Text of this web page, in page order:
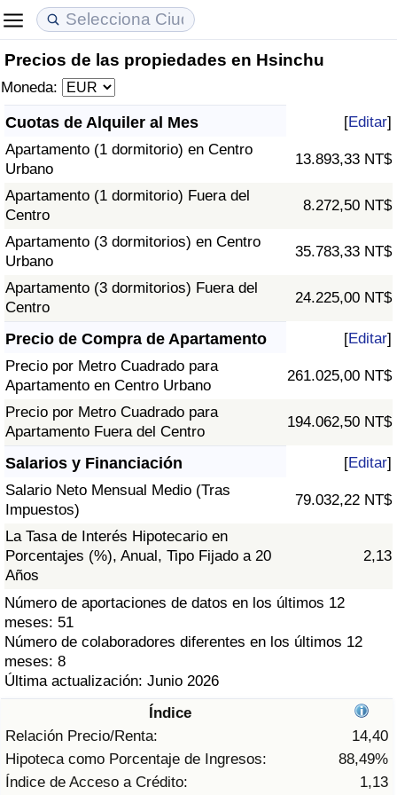
Precios de las propiedades en Hsinchu
Moneda:
Cuotas de Alquiler al Mes [Editar]
Apartamento (1 dormitorio) en Centro
Urbano
13.893,33 NT$
Apartamento (1 dormitorio) Fuera del
Centro
8.272,50 NT$
Apartamento (3 dormitorios) en Centro
Urbano
35.783,33 NT$
Apartamento (3 dormitorios) Fuera del
Centro
24.225,00 NT$
Precio de Compra de Apartamento [Editar]
Precio por Metro Cuadrado para
Apartamento en Centro Urbano
261.025,00 NT$
Precio por Metro Cuadrado para
Apartamento Fuera del Centro
194.062,50 NT$
Salarios y Financiación [Editar]
Salario Neto Mensual Medio (Tras
Impuestos)
79.032,22 NT$
La Tasa de Interés Hipotecario en
Porcentajes (%), Anual, Tipo Fijado a 20
Años
2,13
Número de aportaciones de datos en los últimos 12
meses: 51
Número de colaboradores diferentes en los últimos 12
meses: 8
Última actualización: Junio 2026
Índice
Relación Precio/Renta:
14,40
Hipoteca como Porcentaje de Ingresos:
88,49%
Índice de Acceso a Crédito:
1,13
Coste de vida
Índice de Costo de Vida (Actual)
Índice de Costo de Vida
Índice de costo de vida por país
en aqaba
Precios de las propiedades
Índice de Precios de Inmuebles (Actual)
Índice de Precios de Inmuebles
Índice de Precios de Inmuebles por País
Calidad de Vida
Índice de Calidad de Vida
Índice de Calidad de Vida (Actual)
Índice de calidad de vida por país
Delincuencia
Calificación del Índice de Criminalidad
(Actual)
Índice de Criminalidad
Índice de criminalidad por país
Índice de Sanidad (Actual)
Índice de Sanidad
Índice de Sanidad por País
Contaminación
Índice de Contaminación (Actual)
Índice de contaminación
Índice de Contaminación por País